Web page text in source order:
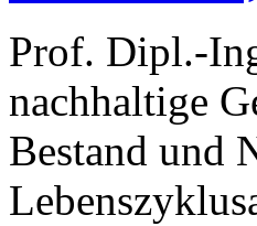
Prof. Dipl.-
nachhaltige
Bestand und